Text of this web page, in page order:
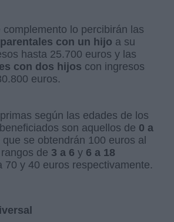
lo percibirán las
con un hijo a su
hasta 25.700 euros y las
con dos hijos con ingresos
euros.
según las edades de los
son aquellos de 0 a
que se obtendrán 100 euros al
de 3 a 6 y 6 a 18
70 y 40 euros respectivamente.